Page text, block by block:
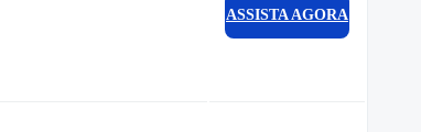
ASSISTA AGORA